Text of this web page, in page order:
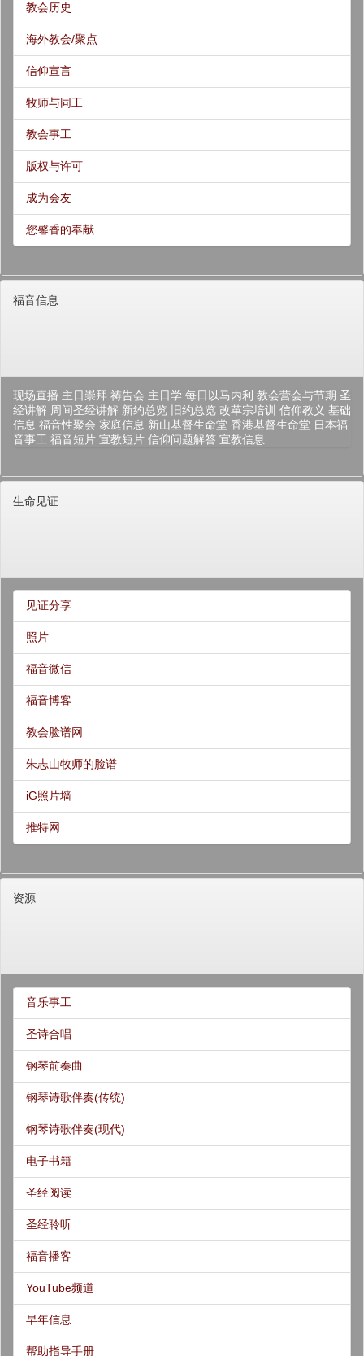
教会历史
海外教会/聚点
信仰宣言
牧师与同工
教会事工
版权与许可
成为会友
您馨香的奉献
福音信息
现场直播 主日崇拜 祷告会 主日学 每日以马内利 教会营会与节期 圣
经讲解 周间圣经讲解 新约总览 旧约总览 改革宗培训 信仰教义 基础
信息 福音性聚会 家庭信息 新山基督生命堂 香港基督生命堂 日本福
音事工 福音短片 宣教短片 信仰问题解答 宣教信息
生命见证
见证分享
照片
福音微信
福音博客
教会脸谱网
朱志山牧师的脸谱
iG照片墙
推特网
资源
音乐事工
圣诗合唱
钢琴前奏曲
钢琴诗歌伴奏(传统)
钢琴诗歌伴奏(现代)
电子书籍
圣经阅读
圣经聆听
福音播客
YouTube频道
早年信息
帮助指导手册